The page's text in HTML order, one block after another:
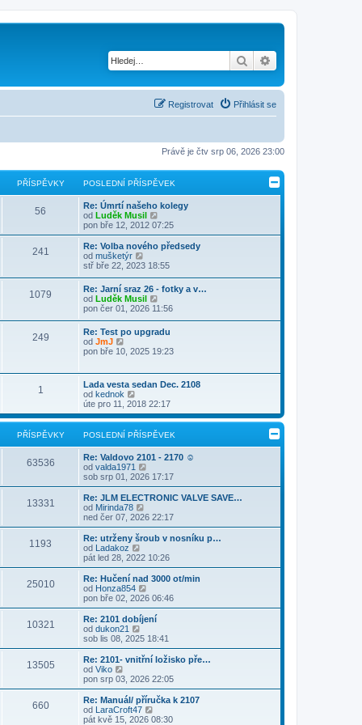
Hledat
Přihlásit se
Registrovat
Právě je čtv srp 06, 2026 23:00
PŘÍSPĚVKY POSLEDNÍ PŘÍSPĚVEK
56
Re: Úmrtí našeho kolegy
od Luděk Musil
o
b
r
a
z
t
p
s
l
e
n
ř
í
s
p
ě
e
k
pon bře 12, 2012 07:25
241
Re: Volba nového předsedy
od mušketýr
o
r
a
z
i
t
p
s
e
d
n
í
p
ř
s
p
ě
v
e
k
stř bře 22, 2023 18:55
1079
Re: Jarní sraz 26 - fotky a v…
od Luděk Musil
o
a
z
i
p
o
l
e
d
n
í
s
ě
e
k
pon čer 01, 2026 11:56
249
Re: Test po upgradu
od JmJ
o
z
t
p
o
s
l
e
d
í
p
ř
í
s
p
ě
v
e
k
pon bře 10, 2025 19:23
1
Lada vesta sedan Dec. 2108
od kednok
o
b
r
a
t
p
o
s
l
e
d
n
í
p
ř
í
s
p
ě
v
e
k
úte pro 11, 2018 22:17
PŘÍSPĚVKY POSLEDNÍ PŘÍSPĚVEK
63536
Re: Valdovo 2101 - 2170 ☺
od valda1971
o
b
r
z
p
o
s
e
n
í
p
í
s
p
v
e
k
sob srp 01, 2026 17:17
13331
Re: JLM ELECTRONIC VALVE SAVE…
od Mirinda78
o
b
r
z
t
p
o
s
e
n
í
p
í
s
p
ě
v
ned čer 07, 2026 22:17
1193
Re: utrženy šroub v nosníku p…
od Ladakoz
o
b
r
a
z
t
p
o
s
l
e
n
í
p
ř
í
pát led 28, 2022 10:26
25010
Re: Hučení nad 3000 ot/min
od Honza854
o
b
r
z
p
o
s
l
e
d
pon bře 02, 2026 06:46
10321
Re: 2101 dobíjení
od dukon21
o
b
r
z
t
p
o
sob lis 08, 2025 18:41
13505
Re: 2101- vnitřní ložisko pře…
od Viko
o
b
r
a
z
pon srp 03, 2026 22:05
660
Re: Manuál/ příručka k 2107
od LaraCroft47
o
pát kvě 15, 2026 08:30